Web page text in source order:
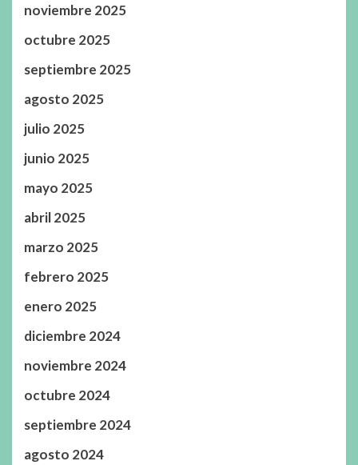
noviembre 2025
octubre 2025
septiembre 2025
agosto 2025
julio 2025
junio 2025
mayo 2025
abril 2025
marzo 2025
febrero 2025
enero 2025
diciembre 2024
noviembre 2024
octubre 2024
septiembre 2024
agosto 2024